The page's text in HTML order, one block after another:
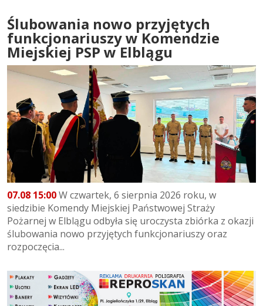
Ślubowania nowo przyjętych
funkcjonariuszy w Komendzie
Miejskiej PSP w Elblągu
07.08 15:00W czwartek, 6 sierpnia 2026 roku, w
siedzibie Komendy Miejskiej Państwowej Straży
Pożarnej w Elblągu odbyła się uroczysta zbiórka z okazji
ślubowania nowo przyjętych funkcjonariuszy oraz
rozpoczęcia...